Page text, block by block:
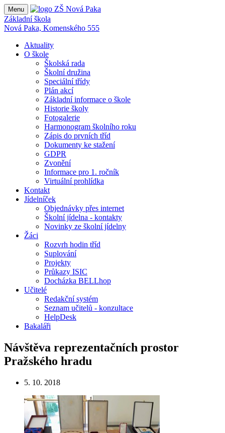
Menu
Základní škola
Nová Paka, Komenského 555
Aktuality
O škole
Školská rada
Školní družina
Speciální třídy
Plán akcí
Základní informace o škole
Historie školy
Fotogalerie
Harmonogram školního roku
Zápis do prvních tříd
Dokumenty ke stažení
GDPR
Zvonění
Informace pro 1. ročník
Virtuální prohlídka
Kontakt
Jídelníček
Objednávky přes internet
Školní jídelna - kontakty
Novinky ze školní jídelny
Žáci
Rozvrh hodin tříd
Suplování
Projekty
Průkazy ISIC
Docházka BELLhop
Učitelé
Redakční systém
Seznam učitelů - konzultace
HelpDesk
Bakaláři
Návštěva reprezentačních prostor
Pražského hradu
5. 10. 2018